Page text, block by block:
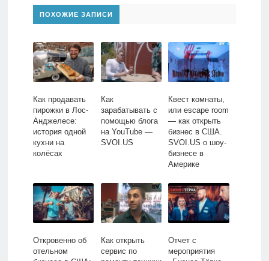
ПОХОЖИЕ ЗАПИСИ
Как продавать
пирожки в Лос-
Анджелесе:
история одной
кухни на
колёсах
Как
зарабатывать с
помощью блога
на YouTube —
SVOI.US
Квест комнаты,
или escape room
— как открыть
бизнес в США.
SVOI.US о шоу-
бизнесе в
Америке
Откровенно об
отельном
Как открыть
сервис по
Отчет с
мероприятия